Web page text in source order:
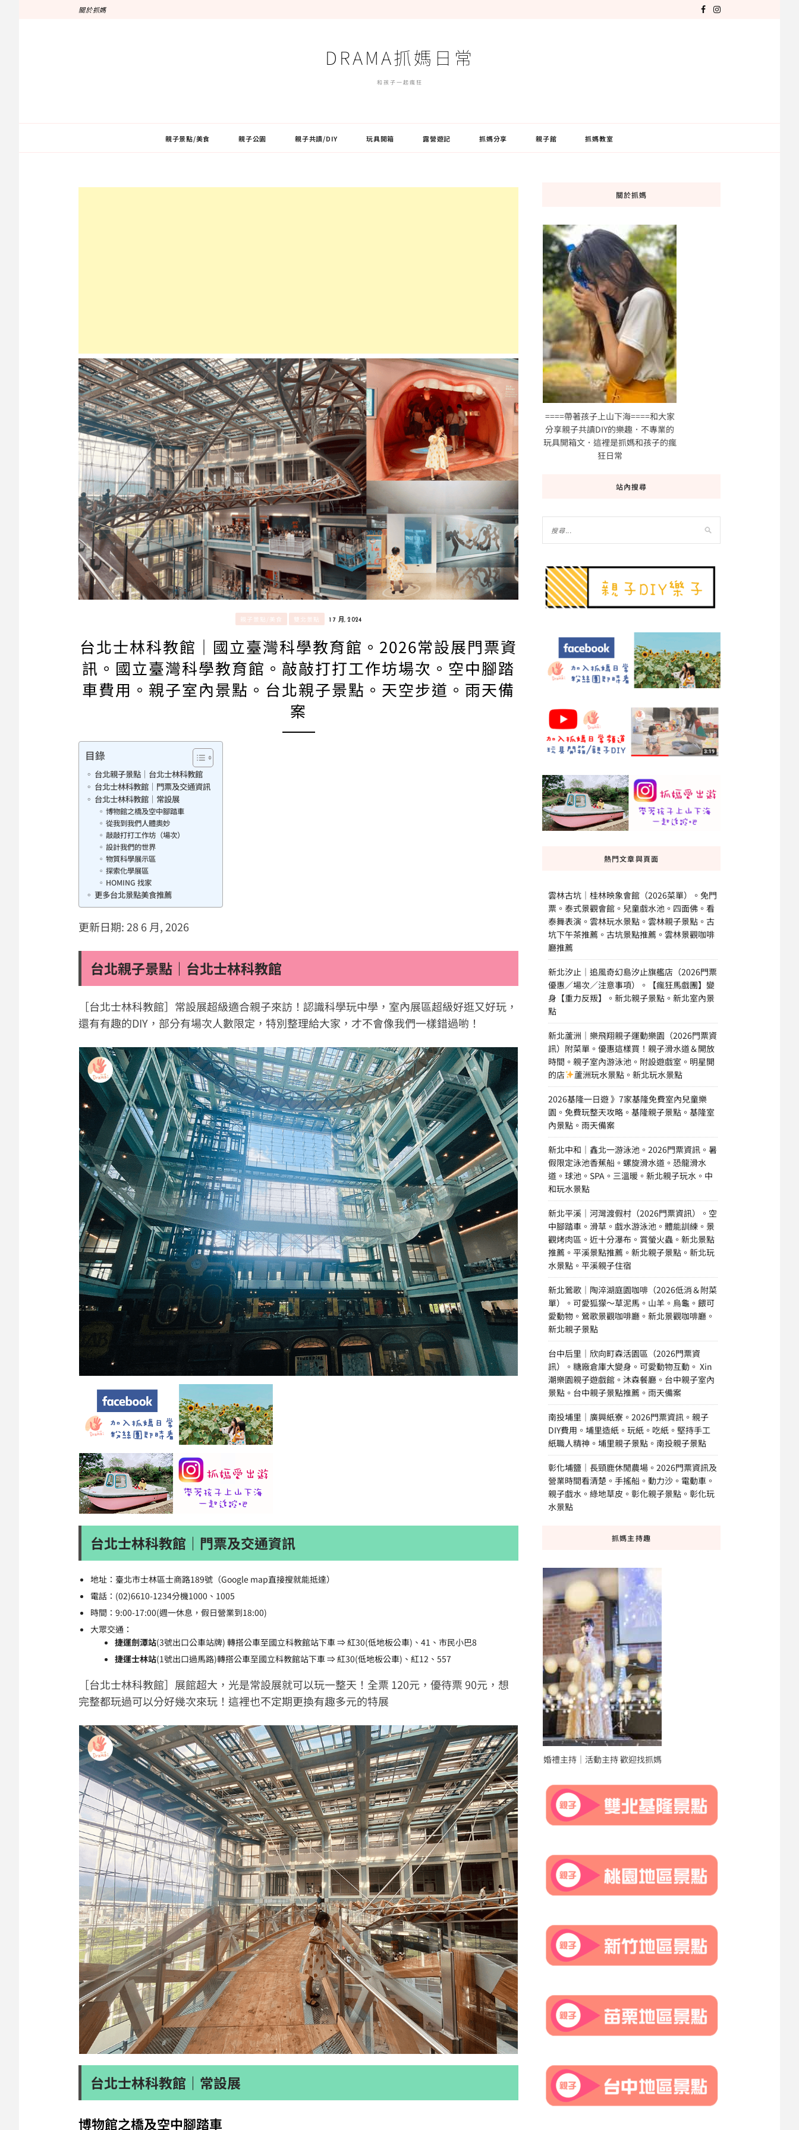
關於抓媽
DRAMA抓媽日常
和孩子一起瘋狂
親子景點/美食 親子公園 親子共讀/DIY 玩具開箱 露營遊記 抓媽分享 親子館 抓媽教室
親子景點/美食 雙北景點 1 7 月, 2024
台北士林科教館｜國立臺灣科學教育館。2026常設展門票資
訊。國立臺灣科學教育館。敲敲打打工作坊場次。空中腳踏
車費用。親子室內景點。台北親子景點。天空步道。雨天備
案
目錄
台北親子景點｜台北士林科教館
台北士林科教館｜門票及交通資訊
台北士林科教館｜常設展
博物館之橋及空中腳踏車
從我到我們人體奧妙
敲敲打打工作坊（場次）
設計我們的世界
物質科學展示區
探索化學展區
HOMING 找家
更多台北景點美食推薦
更新日期: 28 6 月, 2026
台北親子景點｜台北士林科教館
［台北士林科教館］常設展超級適合親子來訪！認識科學玩中學，室內展區超級好逛又好玩，
還有有趣的DIY，部分有場次人數限定，特別整理給大家，才不會像我們一樣錯過喲！
台北士林科教館｜門票及交通資訊
地址：臺北市士林區士商路189號（Google map直接搜就能抵達）
電話：(02)6610-1234分機1000、1005
時間：9:00-17:00(週一休息，假日營業到18:00)
大眾交通：
捷運劍潭站(3號出口公車站牌) 轉搭公車至國立科教館站下車 ⇒ 紅30(低地板公車)、41、市民小巴8
捷運士林站(1號出口過馬路)轉搭公車至國立科教館站下車 ⇒ 紅30(低地板公車)、紅12、557
［台北士林科教館］展館超大，光是常設展就可以玩一整天！全票 120元，優待票 90元，想
完整都玩過可以分好幾次來玩！這裡也不定期更換有趣多元的特展
台北士林科教館｜常設展
博物館之橋及空中腳踏車
關於抓媽
====帶著孩子上山下海====和大家
分享親子共讀DIY的樂趣．不專業的
玩具開箱文．這裡是抓媽和孩子的瘋
狂日常
站內搜尋
熱門文章與頁面
雲林古坑｜桂林映象會館（2026菜單）。免門
票。泰式景觀會館。兒童戲水池。四面佛。看
泰舞表演。雲林玩水景點。雲林親子景點。古
坑下午茶推薦。古坑景點推薦。雲林景觀咖啡
廳推薦
新北汐止｜追風奇幻島汐止旗艦店（2026門票
優惠／場次／注意事項）。【瘋狂馬戲團】變
身【重力反叛】。新北親子景點。新北室內景
點
新北蘆洲｜樂飛翔親子運動樂園（2026門票資
訊）附菜單。優惠這樣買！親子滑水道＆開放
時間。親子室內游泳池。附設遊戲室。明星開
的店
蘆洲玩水景點。新北玩水景點
2026基隆一日遊 》7家基隆免費室內兒童樂
園。免費玩整天攻略。基隆親子景點。基隆室
內景點。雨天備案
新北中和｜鑫北一游泳池。2026門票資訊。暑
假限定泳池香蕉船。螺旋滑水道。恐龍滑水
道。球池。SPA。三溫暖。新北親子玩水。中
和玩水景點
新北平溪｜河灣渡假村（2026門票資訊）。空
中腳踏車。滑草。戲水游泳池。體能訓練。景
觀烤肉區。近十分瀑布。賞螢火蟲。新北景點
推薦。平溪景點推薦。新北親子景點。新北玩
水景點。平溪親子住宿
新北鶯歌｜陶淬湖庭園咖啡（2026低消＆附菜
單）。可愛狐獴～草泥馬。山羊。烏龜。餵可
愛動物。鶯歌景觀咖啡廳。新北景觀咖啡廳。
新北親子景點
台中后里｜欣向町森活園區（2026門票資
訊）。糖廠倉庫大變身。可愛動物互動。 Xin
潮樂園親子遊戲館。沐森餐廳。台中親子室內
景點。台中親子景點推薦。雨天備案
南投埔里｜廣興紙寮。2026門票資訊。親子
DIY費用。埔里造紙。玩紙。吃紙。堅持手工
紙職人精神。埔里親子景點。南投親子景點
彰化埔鹽｜長頸鹿休閒農場。2026門票資訊及
營業時間看清楚。手搖船。動力沙。電動車。
親子戲水。綠地草皮。彰化親子景點。彰化玩
水景點
抓媽主持趣
婚禮主持｜活動主持 歡迎找抓媽